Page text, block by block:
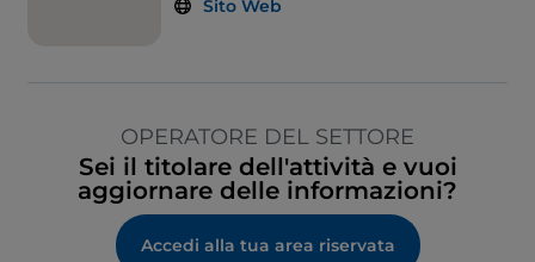
Sito Web
OPERATORE DEL SETTORE
Sei il titolare dell'attività e vuoi
aggiornare delle informazioni?
Accedi alla tua area riservata